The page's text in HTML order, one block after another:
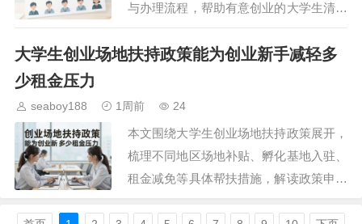
与办理流程，帮助有意创业的大学生清晰
了解政策红利，降低创业初期运营成本，
提升创业项目存活率。…
大学生创业场地扶持政策能为创业新手减轻多
少租金压力
seaboy188 1周前 24
本文围绕大学生创业场地扶持政策展开，
梳理不同地区场地补贴、孵化基地入驻、
租金减免等具体帮扶措施，解读政策申请